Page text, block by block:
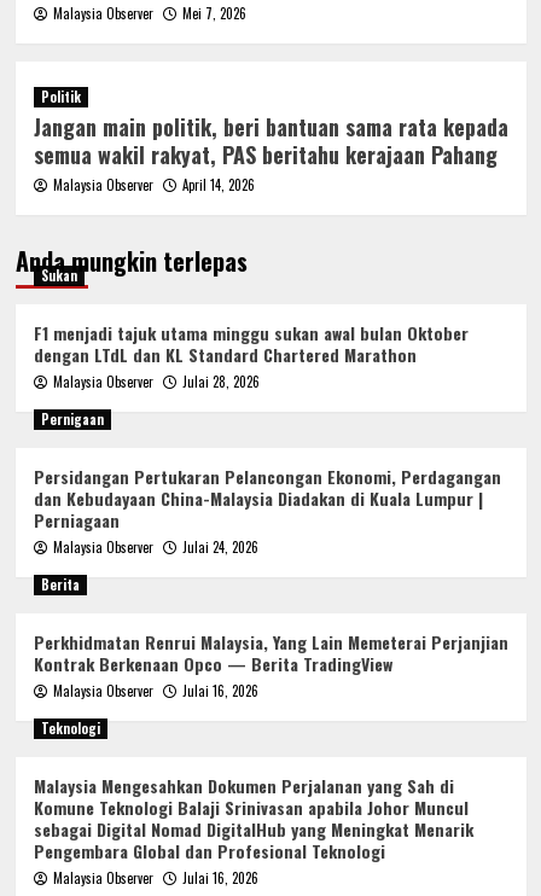
Malaysia Observer Mei 7, 2026
Politik
Jangan main politik, beri bantuan sama rata kepada
semua wakil rakyat, PAS beritahu kerajaan Pahang
Malaysia Observer April 14, 2026
Anda mungkin terlepas
Sukan
F1 menjadi tajuk utama minggu sukan awal bulan Oktober
dengan LTdL dan KL Standard Chartered Marathon
Malaysia Observer
Julai 28, 2026
Pernigaan
Persidangan Pertukaran Pelancongan Ekonomi, Perdagangan
dan Kebudayaan China-Malaysia Diadakan di Kuala Lumpur |
Perniagaan
Malaysia Observer
Julai 24, 2026
Berita
Perkhidmatan Renrui Malaysia, Yang Lain Memeterai Perjanjian
Kontrak Berkenaan Opco — Berita TradingView
Malaysia Observer
Julai 16, 2026
Teknologi
Malaysia Mengesahkan Dokumen Perjalanan yang Sah di
Komune Teknologi Balaji Srinivasan apabila Johor Muncul
sebagai Digital Nomad DigitalHub yang Meningkat Menarik
Pengembara Global dan Profesional Teknologi
Malaysia Observer
Julai 16, 2026